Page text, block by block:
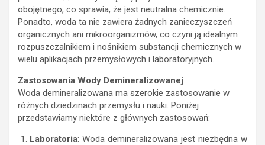
obojętnego, co sprawia, że jest neutralna chemicznie.
Ponadto, woda ta nie zawiera żadnych zanieczyszczeń
organicznych ani mikroorganizmów, co czyni ją idealnym
rozpuszczalnikiem i nośnikiem substancji chemicznych w
wielu aplikacjach przemysłowych i laboratoryjnych.
Zastosowania Wody Demineralizowanej
Woda demineralizowana ma szerokie zastosowanie w
różnych dziedzinach przemysłu i nauki. Poniżej
przedstawiamy niektóre z głównych zastosowań:
Laboratoria: Woda demineralizowana jest niezbędna w